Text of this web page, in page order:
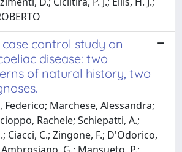
control study on
disease: two
of natural history, two
Federico; Marchese, Alessandra;
Rachele; Schiepatti, A.;
Ciacci, C.; Zingone, F.; D'Odorico,